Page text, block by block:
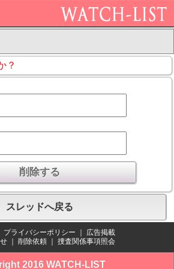
？
スレッドへ戻る
プライバシーポリシー
広告掲載
削除依頼 捜査関係事項照会
2016 WATCH-LIST